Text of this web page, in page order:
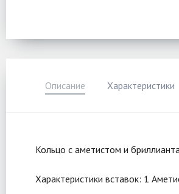
Описание Характеристики
Кольцо с аметистом и
Характеристики вставок: 1